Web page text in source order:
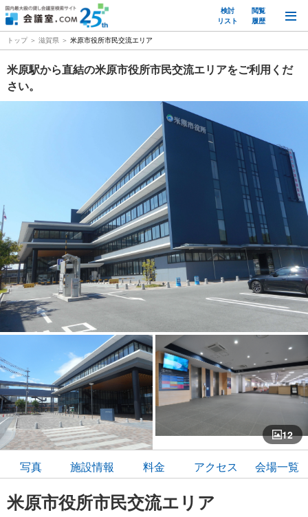
検討
リスト
閲覧
履歴
トップ 滋賀県 米原市役所市民交流エリア
米原市役所市民交流エリア
写真 施設情報 料金 アクセス 会場一覧
米原駅から直結の米原市役所市民交流エリアをご利用くだ
さい。
12